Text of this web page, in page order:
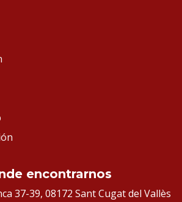
encontrarnos
37-39, 08172 Sant Cugat del Vallès